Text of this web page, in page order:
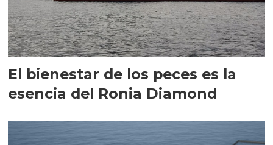
El bienestar de los peces es la
esencia del Ronia Diamond